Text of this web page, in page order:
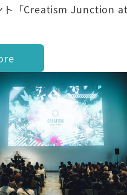
ト「Creatism Junction